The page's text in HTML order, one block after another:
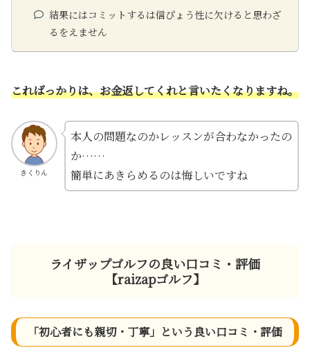
結果にはコミットするは信ぴょう性に欠けると思わざ
るをえません
こればっかりは、お金返してくれと言いたくなりますね。
きくりん
本人の問題なのかレッスンが合わなかったの
か……
簡単にあきらめるのは悔しいですね
ライザップゴルフの良い口コミ・評価
【raizapゴルフ】
「初心者にも親切・丁寧」という良い口コミ・評価